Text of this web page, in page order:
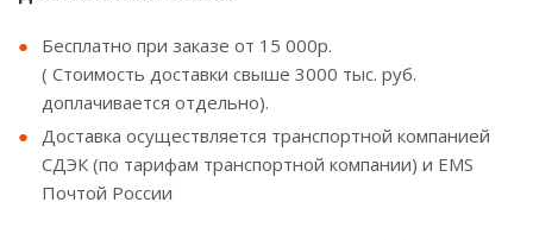
Бесплатно при заказе от 15 000р.
( Стоимость доставки свыше 3000 тыс. руб.
доплачивается отдельно).
Доставка осуществляется транспортной компанией
СДЭК (по тарифам транспортной компании) и EMS
Почтой России